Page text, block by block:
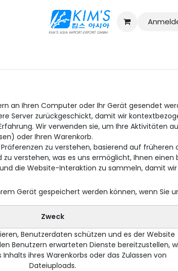
an Ihren Computer oder Ihr Gerät gesendet
Server zurückgeschickt, damit wir
Wir verwenden sie, um Ihre Aktivitäten
oder Ihren Warenkorb.
zu verstehen, basierend auf
verstehen, was es uns ermöglicht, Ihnen
die Website-Interaktion zu sammeln, damit
Gerät gespeichert werden können, wenn Sie
Zweck
Benutzerdaten schützen und es der Website
Benutzern erwarteten Dienste bereitzustellen,
Inhalts ihres Warenkorbs oder das Zulassen von
Dateiuploads.